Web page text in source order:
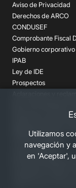
Utilizamos
navegación y
en 'Aceptar',
Aviso de Privacidad
Derechos de ARCO
CONDUSEF
Comprobante Fiscal
Gobierno corporativo
IPAB
Ley de IDE
Prospectos
Despachos de
Términos Legales
Canales Banorte
Personas
Consulta los costos
2026 Grupo